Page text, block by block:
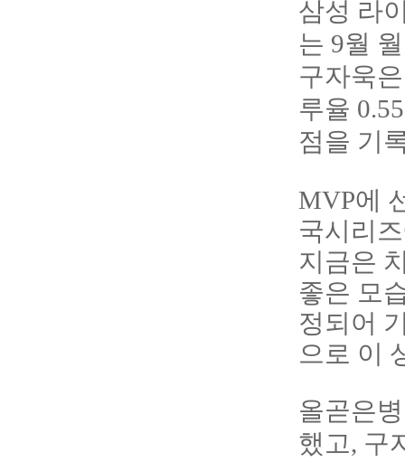
삼성 라
는 9월
구자욱
루율
점을 기
MVP에
국시리
지금은
좋은 모
정되어
으로 이
올곧은
했고, 구